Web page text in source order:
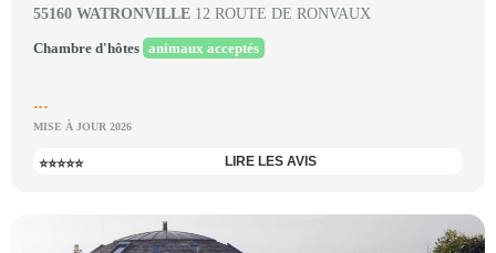
55160 WATRONVILLE 12 ROUTE DE RONVAUX
Chambre d'hôtes animaux acceptés
...
MISE À JOUR 2026
⭐⭐⭐⭐⭐ LIRE LES AVIS